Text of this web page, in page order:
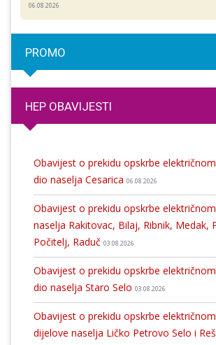
06.08.2026
PROMO
HEP OBAVIJESTI
Obavijest o prekidu opskrbe
dio naselja Cesarica 06.08.2026
Obavijest o prekidu opskrbe
naselja Rakitovac, Bilaj, Ribnik, Medak,
Počitelj, Raduč 03.08.2026
Obavijest o prekidu opskrbe
dio naselja Staro Selo 03.08.2026
Obavijest o prekidu opskrbe
dijelove naselja Ličko Petrovo Selo i